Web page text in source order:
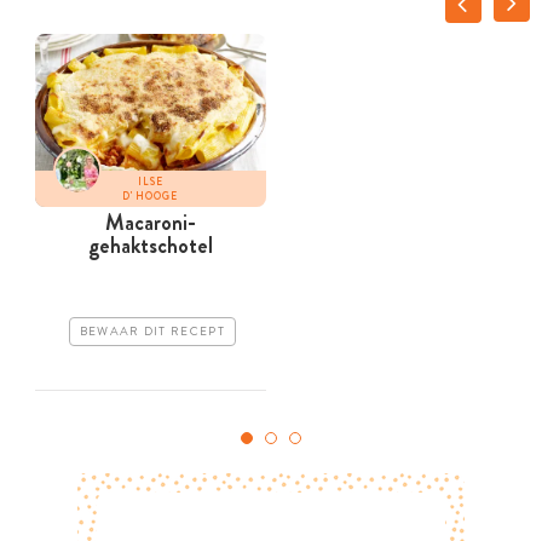
ILSE
D'HOOGE
Macaroni-
gehaktschotel
BEWAAR DIT RECEPT